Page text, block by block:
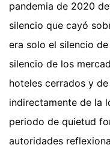
pandemia de 2020
silencio que cayó
era solo el silencio
silencio de los
hoteles cerrados y
indirectamente de la
periodo de quietud
autoridades